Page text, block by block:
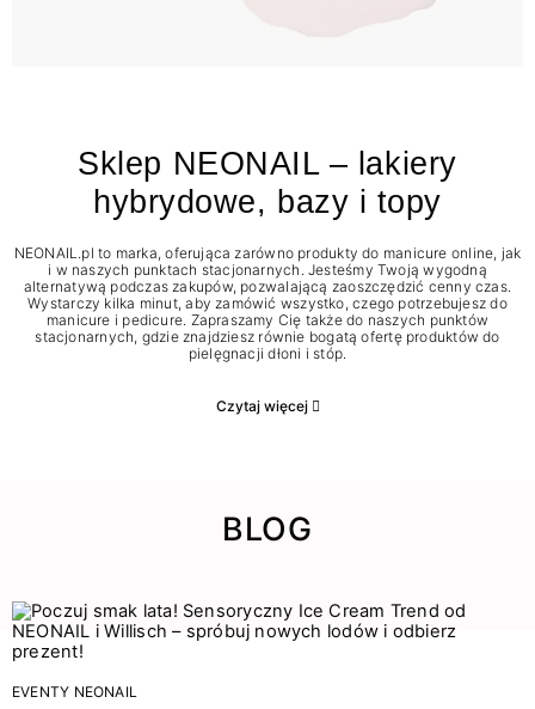
Sklep NEONAIL – lakiery
hybrydowe, bazy i topy
NEONAIL.pl to marka, oferująca zarówno produkty do manicure online, jak
i w naszych punktach stacjonarnych. Jesteśmy Twoją wygodną
alternatywą podczas zakupów, pozwalającą zaoszczędzić cenny czas.
Wystarczy kilka minut, aby zamówić wszystko, czego potrzebujesz do
manicure i pedicure. Zapraszamy Cię także do naszych punktów
stacjonarnych, gdzie znajdziesz równie bogatą ofertę produktów do
pielęgnacji dłoni i stóp.
Czytaj więcej
BLOG
EVENTY NEONAIL